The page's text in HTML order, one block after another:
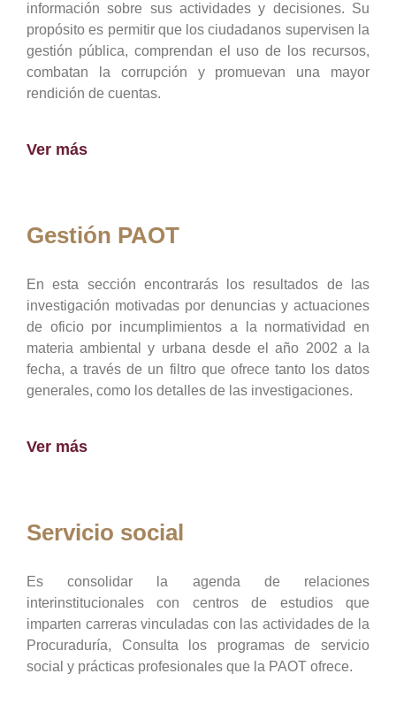
información sobre sus actividades y decisiones. Su
propósito es permitir que los ciudadanos supervisen la
gestión pública, comprendan el uso de los recursos,
combatan la corrupción y promuevan una mayor
rendición de cuentas.
Ver más
Gestión PAOT
En esta sección encontrarás los resultados de las
investigación motivadas por denuncias y actuaciones
de oficio por incumplimientos a la normatividad en
materia ambiental y urbana desde el año 2002 a la
fecha, a través de un filtro que ofrece tanto los datos
generales, como los detalles de las investigaciones.
Ver más
Servicio social
Es consolidar la agenda de relaciones
interinstitucionales con centros de estudios que
imparten carreras vinculadas con las actividades de la
Procuraduría, Consulta los programas de servicio
social y prácticas profesionales que la PAOT ofrece.